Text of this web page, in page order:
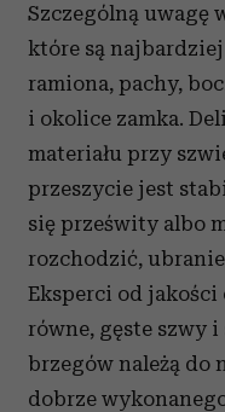
Szczególną uwagę
które są
ramiona, pachy,
i okolice zamka.
materiału przy
przeszycie jest
się prześwity albo
rozchodzić,
Eksperci od jakości
równe, gęste szwy
brzegów należą do
dobrze